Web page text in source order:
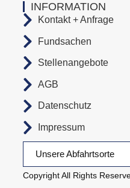
Copyright All Rights
Unsere Abfahrtsorte
INFORMATION
Kontakt + Anfrage
Fundsachen
Stellenangebote
AGB
Datenschutz
Impressum